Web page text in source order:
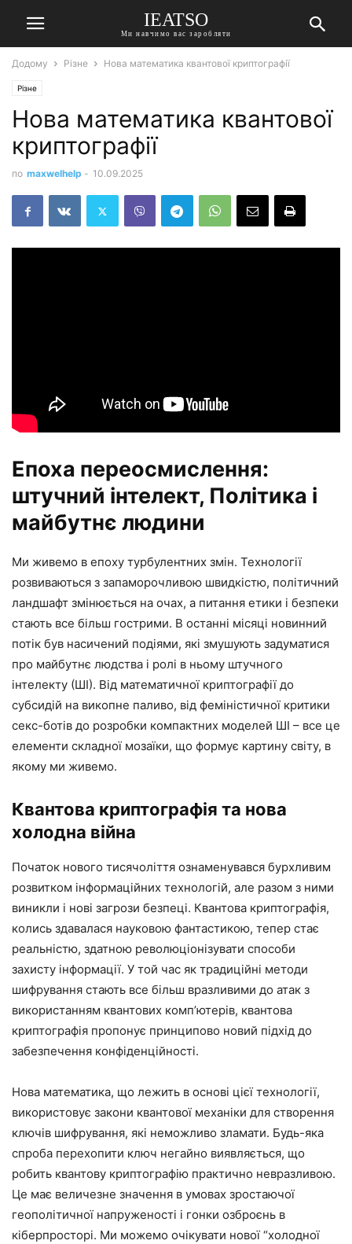
IEATSO
Ми навчимо вас заробляти
Додому Різне Нова математика квантової криптографії
Різне
Нова математика квантової
криптографії
по maxwelhelp - 10.09.2025
Епоха переосмислення:
штучний інтелект, Політика і
майбутнє людини
Ми живемо в епоху турбулентних змін. Технології
розвиваються з запаморочливою швидкістю, політичний
ландшафт змінюється на очах, а питання етики і безпеки
стають все більш гострими. В останні місяці новинний
потік був насичений подіями, які змушують задуматися
про майбутнє людства і ролі в ньому штучного
інтелекту (ШІ). Від математичної криптографії до
субсидій на викопне паливо, від феміністичної критики
секс-ботів до розробки компактних моделей ШІ – все це
елементи складної мозаїки, що формує картину світу, в
якому ми живемо.
Квантова криптографія та нова
холодна війна
Початок нового тисячоліття ознаменувався бурхливим
розвитком інформаційних технологій, але разом з ними
виникли і нові загрози безпеці. Квантова криптографія,
колись здавалася науковою фантастикою, тепер стає
реальністю, здатною революціонізувати способи
захисту інформації. У той час як традиційні методи
шифрування стають все більш вразливими до атак з
використанням квантових комп’ютерів, квантова
криптографія пропонує принципово новий підхід до
забезпечення конфіденційності.
Нова математика, що лежить в основі цієї технології,
використовує закони квантової механіки для створення
ключів шифрування, які неможливо зламати. Будь-яка
спроба перехопити ключ негайно виявляється, що
робить квантову криптографію практично невразливою.
Це має величезне значення в умовах зростаючої
геополітичної напруженості і гонки озброєнь в
кіберпросторі. Ми можемо очікувати нової “холодної